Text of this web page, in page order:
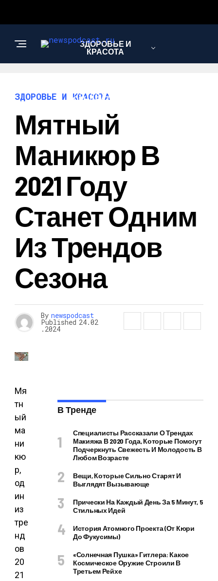
ЗДОРОВЬЕ И
КРАСОТА
ИНТЕРЕСНОЕ И
ПОЗНАВАТЕЛЬНОЕ
ЗДОРОВЬЕ И КРАСОТА
Мятный
Маникюр В
2021 Году
Станет Одним
Из Трендов
Сезона
By newspodcast
Published 24.02
.2024
Мя
тн
ый
ма
ни
кю
р,
од
ин
из
тре
нд
ов
20
21
В Тренде
Специалисты Рассказали О Трендах
Макияжа В 2020 Года, Которые Помогут
Подчеркнуть Свежесть И Молодость В
Любом Возрасте
Вещи, Которые Сильно Старят И
Выглядят Вызывающе
Прически На Каждый День За 5 Минут, 5
Стильных Идей
История Атомного Проекта (от Кюри
До Фукусимы)
«Солнечная Пушка» Гитлера: Какое
Космическое Оружие Строили В
Третьем Рейхе